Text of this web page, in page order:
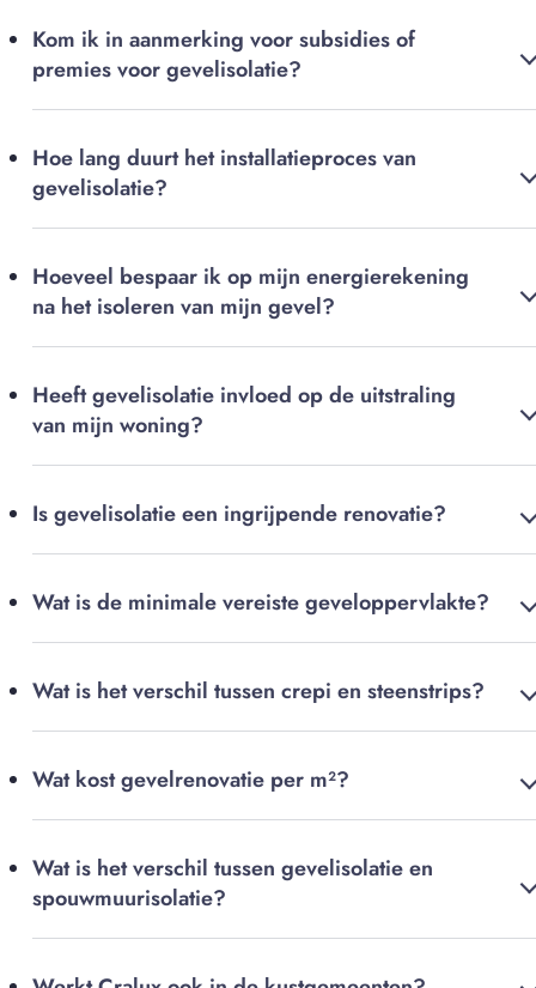
Kom ik in aanmerking voor subsidies of
premies voor gevelisolatie?
Hoe lang duurt het installatieproces van
gevelisolatie?
Hoeveel bespaar ik op mijn energierekening
na het isoleren van mijn gevel?
Heeft gevelisolatie invloed op de uitstraling
van mijn woning?
Is gevelisolatie een ingrijpende renovatie?
Wat is de minimale vereiste geveloppervlakte?
Wat is het verschil tussen crepi en steenstrips?
Wat kost gevelrenovatie per m²?
Wat is het verschil tussen gevelisolatie en
spouwmuurisolatie?